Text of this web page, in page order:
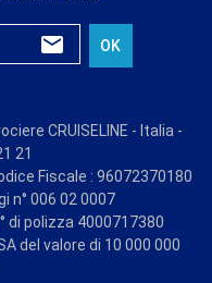
OK
CRUISELINE - Italia -
21
Fiscale : 96072370180
n° 006 02 0007
di polizza 4000717380
del valore di 10 000 000